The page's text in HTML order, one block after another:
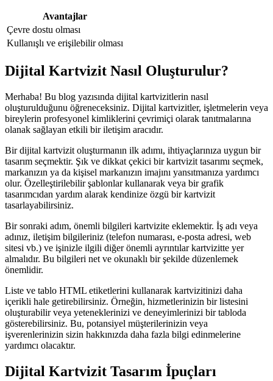
Avantajlar
Çevre dostu olması
Kullanışlı ve erişilebilir olması
Dijital Kartvizit Nasıl Oluşturulur?
Merhaba! Bu blog yazısında dijital kartvizitlerin nasıl
oluşturulduğunu öğreneceksiniz. Dijital kartvizitler, işletmelerin veya
bireylerin profesyonel kimliklerini çevrimiçi olarak tanıtmalarına
olanak sağlayan etkili bir iletişim aracıdır.
Bir dijital kartvizit oluşturmanın ilk adımı, ihtiyaçlarınıza uygun bir
tasarım seçmektir. Şık ve dikkat çekici bir kartvizit tasarımı seçmek,
markanızın ya da kişisel markanızın imajını yansıtmanıza yardımcı
olur. Özelleştirilebilir şablonlar kullanarak veya bir grafik
tasarımcıdan yardım alarak kendinize özgü bir kartvizit
tasarlayabilirsiniz.
Bir sonraki adım, önemli bilgileri kartvizite eklemektir. İş adı veya
adınız, iletişim bilgileriniz (telefon numarası, e-posta adresi, web
sitesi vb.) ve işinizle ilgili diğer önemli ayrıntılar kartvizitte yer
almalıdır. Bu bilgileri net ve okunaklı bir şekilde düzenlemek
önemlidir.
Liste ve tablo HTML etiketlerini kullanarak kartvizitinizi daha
içerikli hale getirebilirsiniz. Örneğin, hizmetlerinizin bir listesini
oluşturabilir veya yeteneklerinizi ve deneyimlerinizi bir tabloda
gösterebilirsiniz. Bu, potansiyel müşterilerinizin veya
işverenlerinizin sizin hakkınızda daha fazla bilgi edinmelerine
yardımcı olacaktır.
Dijital Kartvizit Tasarım İpuçları